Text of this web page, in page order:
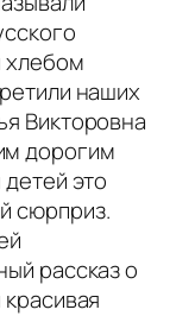
хлебом
наших
Викторовна
дорогим
это
сюрприз.
рассказ о